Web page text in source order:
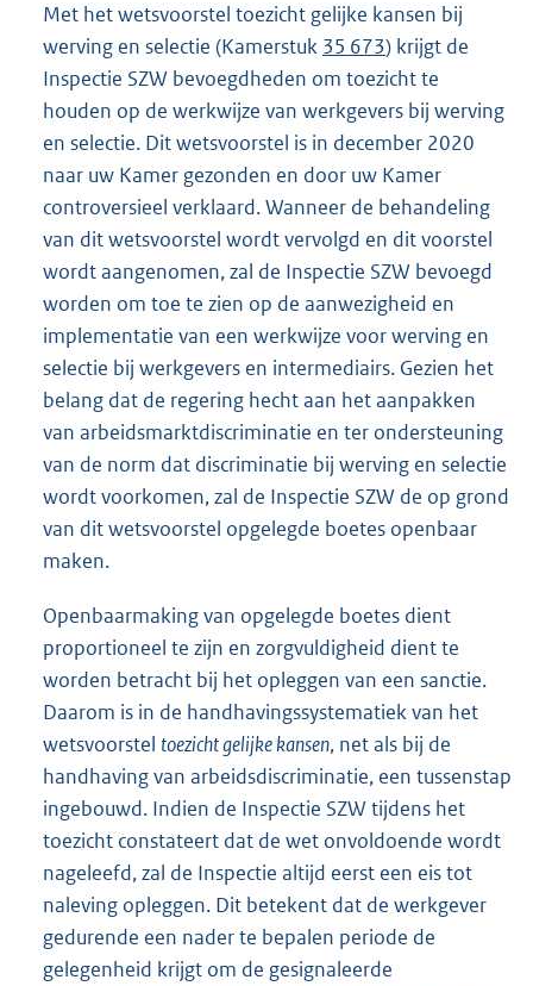
Met het wetsvoorstel toezicht gelijke kansen bij
werving en selectie (Kamerstuk 35 673) krijgt de
Inspectie SZW bevoegdheden om toezicht te
houden op de werkwijze van werkgevers bij werving
en selectie. Dit wetsvoorstel is in december 2020
naar uw Kamer gezonden en door uw Kamer
controversieel verklaard. Wanneer de behandeling
van dit wetsvoorstel wordt vervolgd en dit voorstel
wordt aangenomen, zal de Inspectie SZW bevoegd
worden om toe te zien op de aanwezigheid en
implementatie van een werkwijze voor werving en
selectie bij werkgevers en intermediairs. Gezien het
belang dat de regering hecht aan het aanpakken
van arbeidsmarktdiscriminatie en ter ondersteuning
van de norm dat discriminatie bij werving en selectie
wordt voorkomen, zal de Inspectie SZW de op grond
van dit wetsvoorstel opgelegde boetes openbaar
maken.
Openbaarmaking van opgelegde boetes dient
proportioneel te zijn en zorgvuldigheid dient te
worden betracht bij het opleggen van een sanctie.
Daarom is in de handhavingssystematiek van het
wetsvoorstel toezicht gelijke kansen, net als bij de
handhaving van arbeidsdiscriminatie, een tussenstap
ingebouwd. Indien de Inspectie SZW tijdens het
toezicht constateert dat de wet onvoldoende wordt
nageleefd, zal de Inspectie altijd eerst een eis tot
naleving opleggen. Dit betekent dat de werkgever
gedurende een nader te bepalen periode de
gelegenheid krijgt om de gesignaleerde